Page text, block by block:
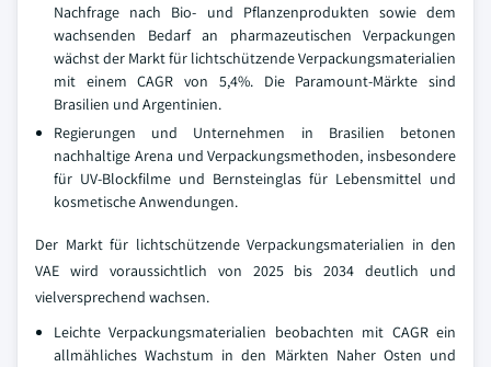
Nachfrage nach Bio- und Pflanzenprodukten sowie dem
wachsenden Bedarf an pharmazeutischen Verpackungen
wächst der Markt für lichtschützende Verpackungsmaterialien
mit einem CAGR von 5,4%. Die Paramount-Märkte sind
Brasilien und Argentinien.
Regierungen und Unternehmen in Brasilien betonen
nachhaltige Arena und Verpackungsmethoden, insbesondere
für UV-Blockfilme und Bernsteinglas für Lebensmittel und
kosmetische Anwendungen.
Der Markt für lichtschützende Verpackungsmaterialien in den
VAE wird voraussichtlich von 2025 bis 2034 deutlich und
vielversprechend wachsen.
Leichte Verpackungsmaterialien beobachten mit CAGR ein
allmähliches Wachstum in den Märkten Naher Osten und